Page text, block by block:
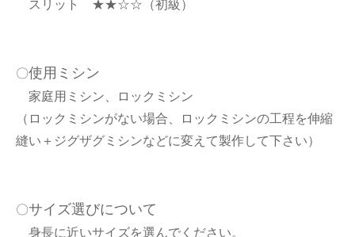
スリット ★★☆☆（初級）
〇使用ミシン
家庭用ミシン、ロックミシン
（ロックミシンがない場合、ロックミシンの工程を伸縮
縫い＋ジグザグミシンなどに変えて製作して下さい）
〇サイズ選びについて
身長に近いサイズを選んでください。